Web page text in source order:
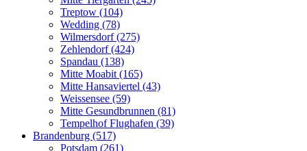
Treptow (104)
Wedding (78)
Wilmersdorf (275)
Zehlendorf (424)
Spandau (138)
Mitte Moabit (165)
Mitte Hansaviertel (43)
Weissensee (59)
Mitte Gesundbrunnen (81)
Tempelhof Flughafen (39)
Brandenburg (517)
Potsdam (261)